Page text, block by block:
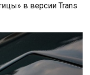
в версии Trans